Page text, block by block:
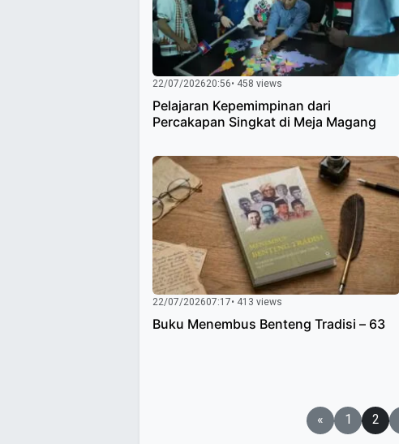
22/07/202620:56• 458 views
Pelajaran Kepemimpinan dari
Percakapan Singkat di Meja Magang
22/07/202607:17• 413 views
Buku Menembus Benteng Tradisi – 63
« 1 2